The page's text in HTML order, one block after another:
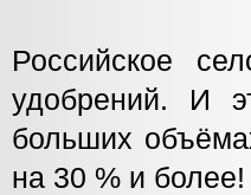
Российское
удобрений. И
больших
на 30 % и более!